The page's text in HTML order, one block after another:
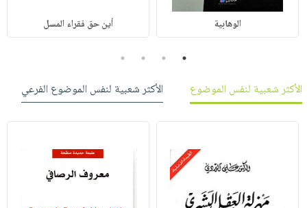
الوهابية أين حق فقراء المسل
1
2
3
4
الأكثر شعبية لنفس الموضوع
الأكثر شعبية لنفس الموضوع الفرعي